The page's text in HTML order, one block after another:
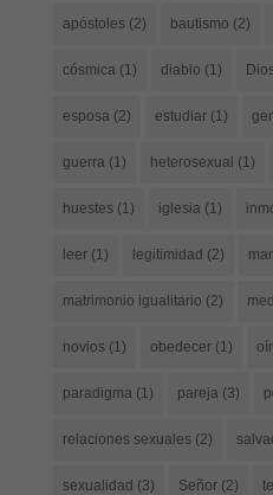
apóstoles(2) bautismo (2)
cósmica (1) diablo (1)
esposa (2) estudiar(1)
guerra (1) heterosexual (1)
huestes(1) iglesia (1)
leer(1) legitimidad (2)
matrimonio igualitario (2)
novios(1) obedecer(1) oír
paradigma (1) pareja (3)
relaciones sexuales(2)
sexualidad (3) Señor(2)